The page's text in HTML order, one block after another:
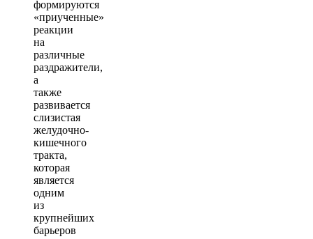
формируются
«приученные»
реакции
на
различные
раздражители,
а
также
развивается
слизистая
желудочно-
кишечного
тракта,
которая
является
одним
из
крупнейших
барьеров